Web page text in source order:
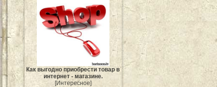
Как выгодно приобрести товар в
интернет - магазине.
[Интересное]